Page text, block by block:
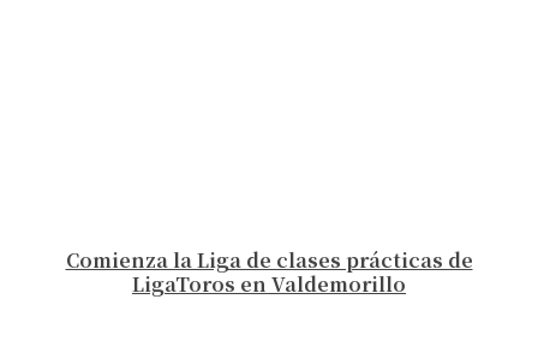
Comienza la Liga de clases prácticas de
LigaToros en Valdemorillo